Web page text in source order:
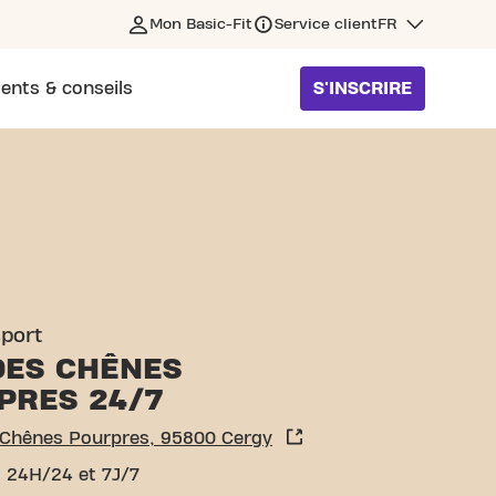
Mon Basic-Fit Service client FR
& conseils S'INSCRIRE
CERGY
CHÊNES
24/7
Pourpres, 95800 Cergy
24H/24 et 7J/7